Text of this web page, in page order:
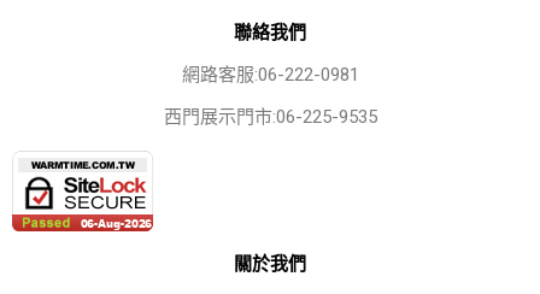
聯絡我們
網路客服:06-222-0981
西門展示門市:06-225-9535
關於我們